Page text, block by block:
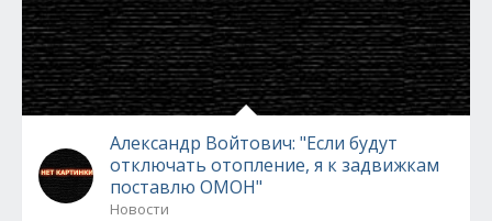
Александр Войтович: "Если будут
отключать отопление, я к задвижкам
поставлю ОМОН"
Новости